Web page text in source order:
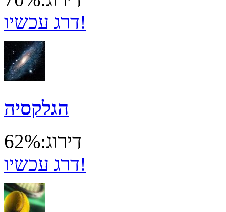
דרג עכשיו!
הגלקסיה
דירוג:62%
דרג עכשיו!